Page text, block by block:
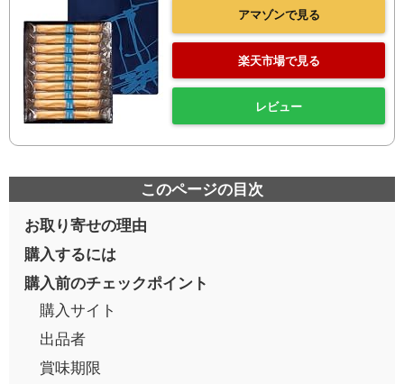
アマゾンで見る
楽天市場で見る
レビュー
このページの目次
お取り寄せの理由
購入するには
購入前のチェックポイント
購入サイト
出品者
賞味期限